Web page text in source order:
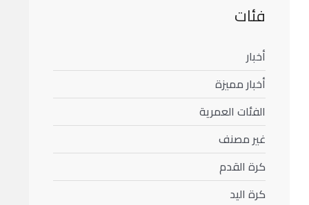
فئات
أخبار
أخبار مميزة
الفئات العمرية
غير مصنف
كرة القدم
كرة اليد